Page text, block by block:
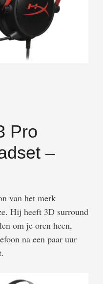
Pro
–
van het merk
Hij heeft 3D surround
om je oren heen,
na een paar uur